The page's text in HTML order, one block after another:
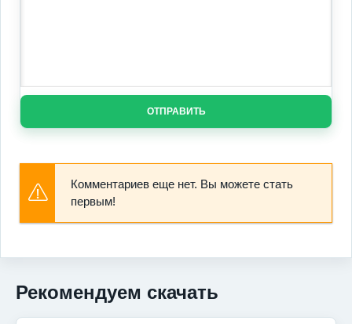
ОТПРАВИТЬ
Комментариев еще нет. Вы можете стать
первым!
Рекомендуем скачать